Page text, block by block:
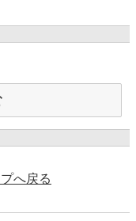
へ戻る